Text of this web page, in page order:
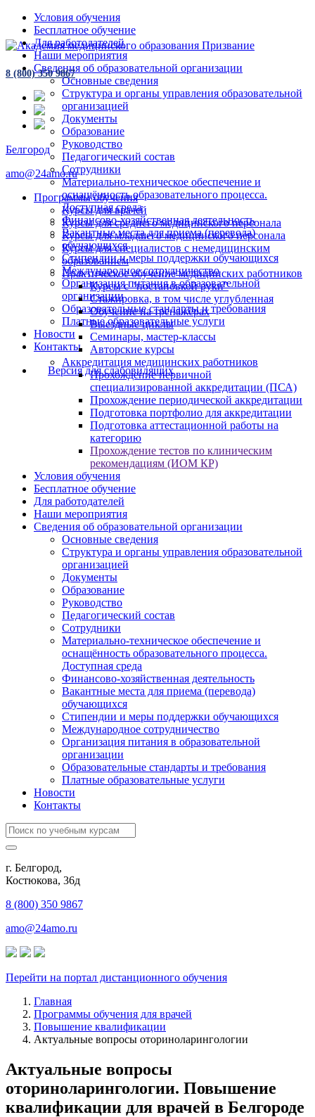
Условия обучения
Бесплатное обучение
Для работодателей
Наши мероприятия
Сведения об образовательной организации
Основные сведения
Структура и органы управления образовательной
организацией
Документы
Образование
Руководство
Педагогический состав
Сотрудники
Материально-техническое обеспечение и
оснащённость образовательного процесса.
Доступная среда
Финансово-хозяйственная деятельность
Вакантные места для приема (перевода)
обучающихся
Стипендии и меры поддержки обучающихся
Международное сотрудничество
Организация питания в образовательной
организации
Образовательные стандарты и требования
Платные образовательные услуги
Новости
Контакты
Версия для слабовидящих
8 (800) 350 9867
Белгород
amo@24amo.ru
Программы обучения
Курсы для врачей
Курсы для среднего медицинского персонала
Курсы для младшего медицинского персонала
Курсы для специалистов с немедицинским
образованием
Практическое обучение медицинских работников
Курсы с "постановкой руки"
Стажировка, в том числе углубленная
Обучение на тренажёрах
Выездные циклы
Семинары, мастер-классы
Авторские курсы
Аккредитация медицинских работников
Прохождение первичной
специализированной аккредитации (ПСА)
Прохождение периодической аккредитации
Подготовка портфолио для аккредитации
Подготовка аттестационной работы на
категорию
Прохождение тестов по клиническим
рекомендациям (ИОМ КР)
Условия обучения
Бесплатное обучение
Для работодателей
Наши мероприятия
Сведения об образовательной организации
Основные сведения
Структура и органы управления образовательной
организацией
Документы
Образование
Руководство
Педагогический состав
Сотрудники
Материально-техническое обеспечение и
оснащённость образовательного процесса.
Доступная среда
Финансово-хозяйственная деятельность
Вакантные места для приема (перевода)
обучающихся
Стипендии и меры поддержки обучающихся
Международное сотрудничество
Организация питания в образовательной
организации
Образовательные стандарты и требования
Платные образовательные услуги
Новости
Контакты
г. Белгород,
Костюкова, 36д
8 (800) 350 9867
amo@24amo.ru
Перейти на портал дистанционного обучения
Главная
Программы обучения для врачей
Повышение квалификации
Актуальные вопросы оториноларингологии
Актуальные вопросы
оториноларингологии. Повышение
квалификации для врачей в Белгороде